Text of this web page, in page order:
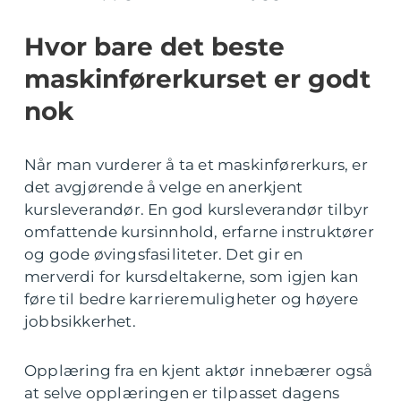
Hvor bare det beste
maskinførerkurset er godt
nok
Når man vurderer å ta et maskinførerkurs, er
det avgjørende å velge en anerkjent
kursleverandør. En god kursleverandør tilbyr
omfattende kursinnhold, erfarne instruktører
og gode øvingsfasiliteter. Det gir en
merverdi for kursdeltakerne, som igjen kan
føre til bedre karrieremuligheter og høyere
jobbsikkerhet.
Opplæring fra en kjent aktør innebærer også
at selve opplæringen er tilpasset dagens